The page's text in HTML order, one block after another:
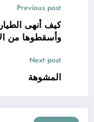
Previous post
كيف أنهى
وأسقطوها من
Next post
المشوهة